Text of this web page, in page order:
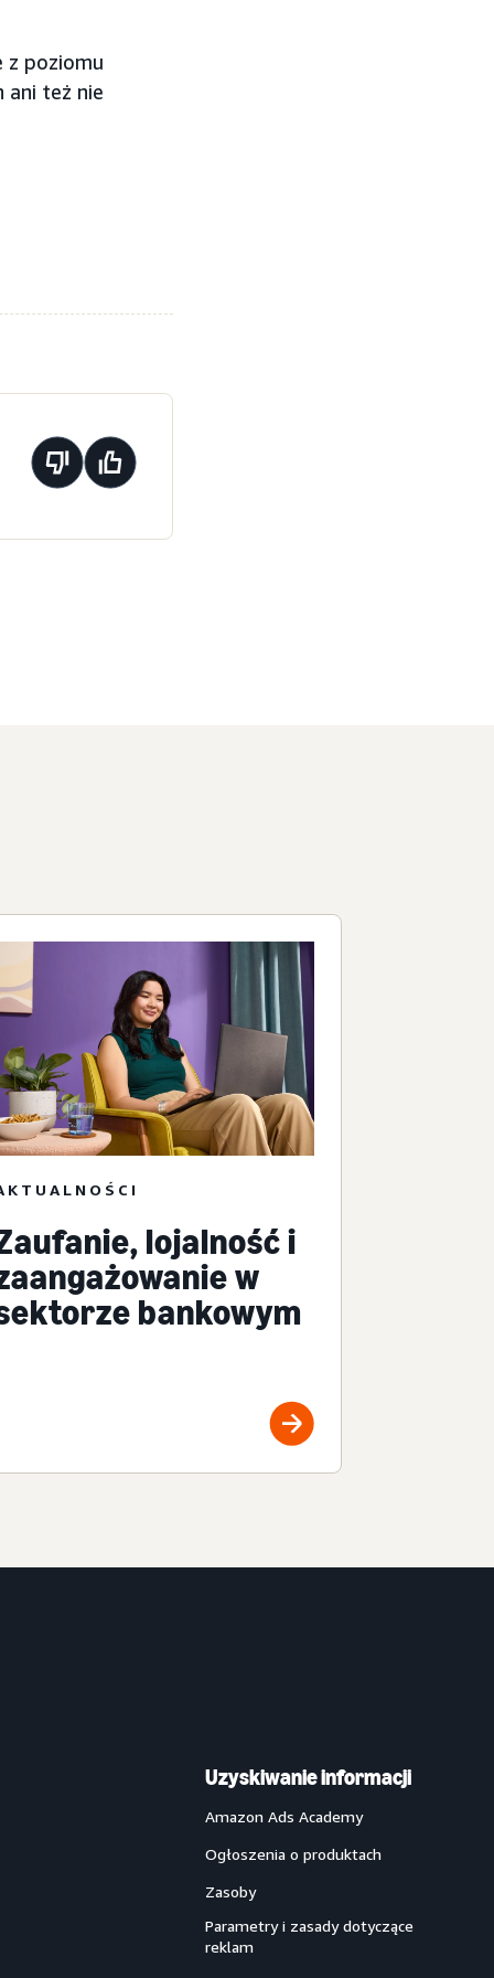
z poziomu
ani też nie
lojalność i
w
bankowym
Uzyskiwanie informacji
Amazon Ads Academy
Ogłoszenia o produktach
Zasoby
Parametry i zasady dotyczące
reklam